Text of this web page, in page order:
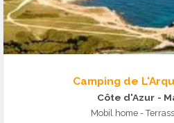
Camping de
Côte d'Azur -
Mobil home -